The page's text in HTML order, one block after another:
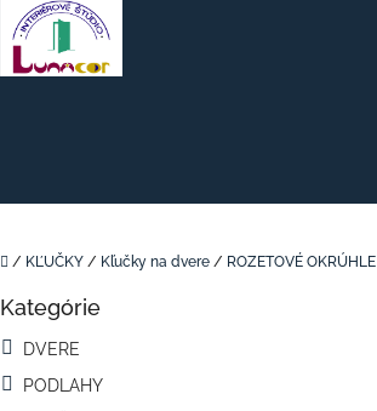
Domov
/ KĽUČKY / Kľučky na dvere / ROZETOVÉ OKRÚHLE
Preskočiť
Kategórie
DVERE
PODLAHY